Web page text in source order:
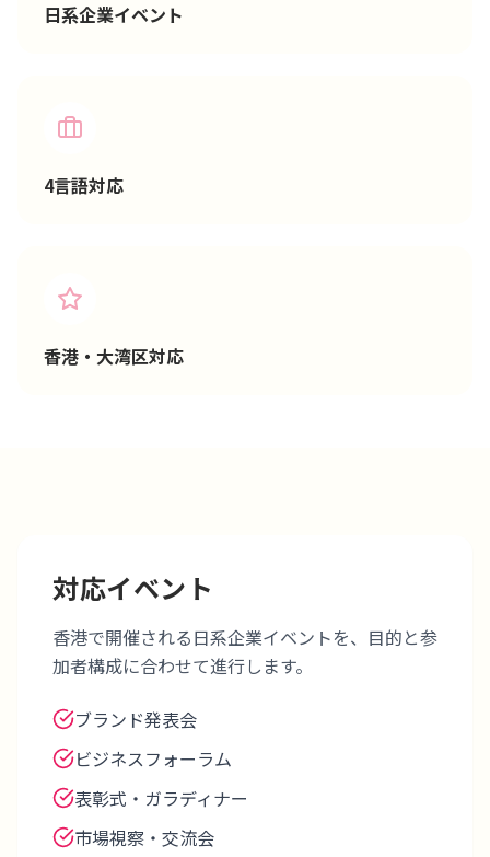
日系企業イベント
4言語対応
香港・大湾区対応
対応イベント
香港で開催される日系企業イベントを、目的と参
加者構成に合わせて進行します。
ブランド発表会
ビジネスフォーラム
表彰式・ガラディナー
市場視察・交流会